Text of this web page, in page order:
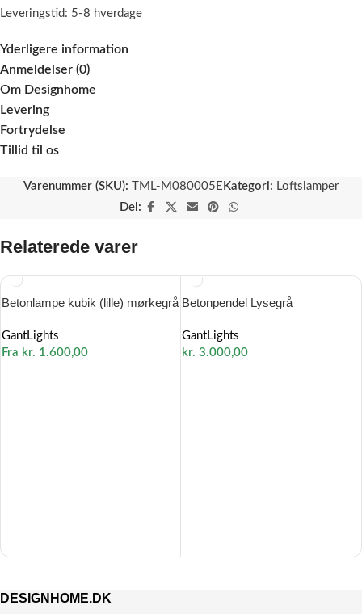
Leveringstid: 5-8 hverdage
Yderligere information
Anmeldelser (0)
Om Designhome
Levering
Fortrydelse
Tillid til os
Varenummer (SKU): TML-M080005E Kategori: Loftslamper
Del:
Relaterede varer
Betonlampe kubik (lille) mørkegrå
GantLights
Fra kr. 1.600,00
Betonpendel Lysegrå
GantLights
kr. 3.000,00
DESIGNHOME.DK